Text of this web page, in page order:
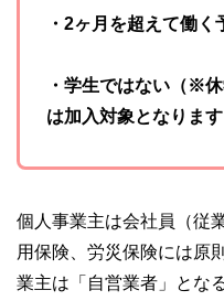
・2ヶ月を超えて働く
・学生ではない（※
は加入対象となります
個人事業主は会社員（従
用保険、労災保険には原
業主は「自営業者」とな